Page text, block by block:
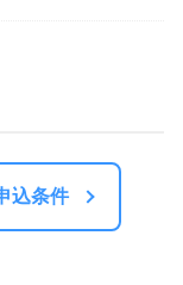
込条件